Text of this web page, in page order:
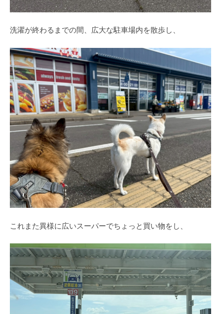
洗濯が終わるまでの間、広大な駐車場内を散歩し、
これまた異様に広いスーパーでちょっと買い物をし、